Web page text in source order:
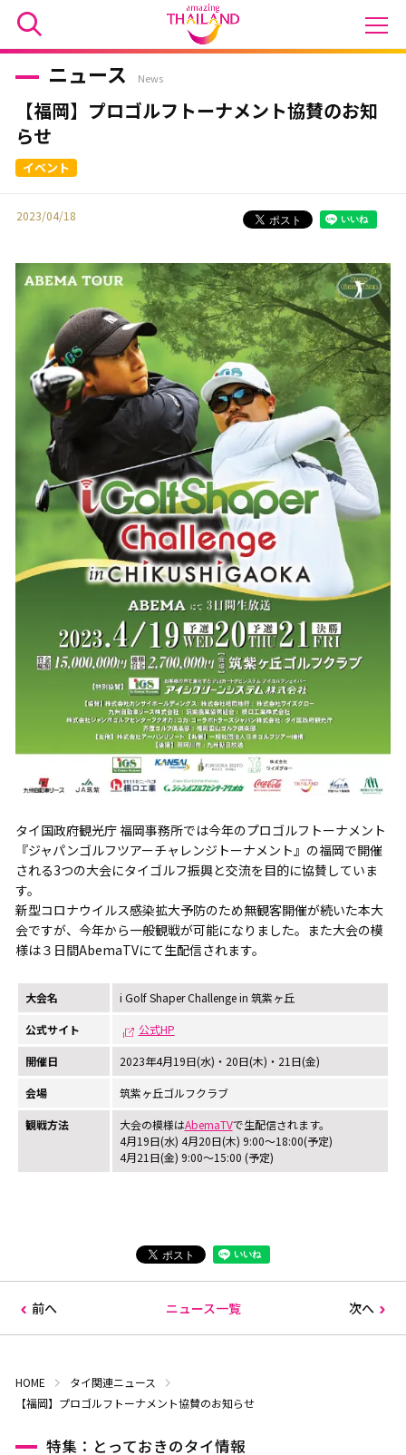
ニュース News
【福岡】プロゴルフトーナメント協賛のお知
らせ
2023/04/18
タイ国政府観光庁 福岡事務所では今年のプロゴルフトーナメント
『ジャパンゴルフツアーチャレンジトーナメント』の福岡で開催
される3つの大会にタイゴルフ振興と交流を目的に協賛していま
す。
新型コロナウイルス感染拡大予防のため無観客開催が続いた本大
会ですが、今年から一般観戦が可能になりました。また大会の模
様は３日間AbemaTVにて生配信されます。
大会名 i Golf Shaper Challenge in 筑紫ヶ丘
公式サイト 公式HP
開催日 2023年4月19日(水)・20日(木)・21日(金)
会場 筑紫ヶ丘ゴルフクラブ
観戦方法 大会の模様はAbemaTVで生配信されます。
4月19日(水) 4月20日(木) 9:00～18:00(予定)
4月21日(金) 9:00～15:00 (予定)
前へ ニュース一覧 次へ
HOME
タイ関連ニュース
【福岡】プロゴルフトーナメント協賛のお知らせ
特集：とっておきのタイ情報